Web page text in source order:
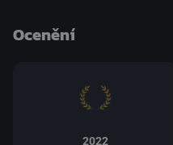
přepnout na HTML5 přehrávač
Ocenění
2022